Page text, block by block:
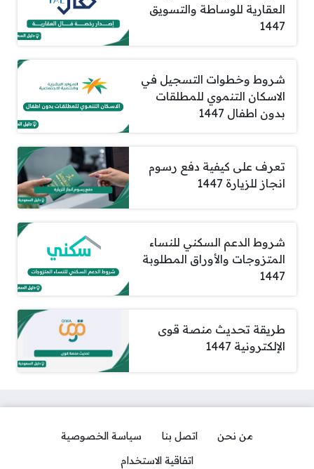
العقارية للوساطة والتسويق
1447
شروط وخطوات التسجيل في
الاسكان التنموي للمطلقات
بدون اطفال 1447
تعرف على كيفية دفع رسوم
انجاز للزيارة 1447
شروط الدعم السكني للنساء
المتزوجات والأوراق المطلوبة
1447
طريقة تحديث منصة قوى
الإلكترونية 1447
من نحن اتصل بنا
سياسة الخصوصية
اتفاقية الاستخدام